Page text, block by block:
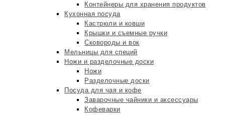
Контейнеры для хранения продуктов
Кухонная посуда
Кастрюли и ковши
Крышки и съемные ручки
Сковороды и вок
Мельницы для специй
Ножи и разделочные доски
Ножи
Разделочные доски
Посуда для чая и кофе
Заварочные чайники и аксессуары
Кофеварки